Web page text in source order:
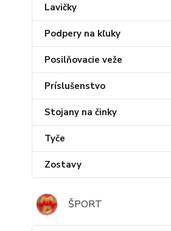
Lavičky
Podpery na kľuky
Posilňovacie veže
Príslušenstvo
Stojany na činky
Tyče
Zostavy
ŠPORT